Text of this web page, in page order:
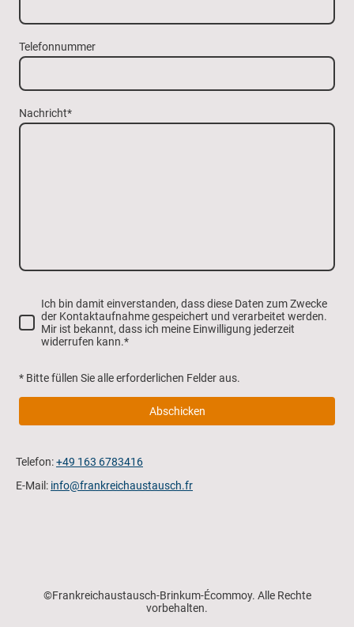
Telefonnummer
Nachricht*
Ich bin damit einverstanden, dass diese Daten zum Zwecke
der Kontaktaufnahme gespeichert und verarbeitet werden.
Mir ist bekannt, dass ich meine Einwilligung jederzeit
widerrufen kann.*
* Bitte füllen Sie alle erforderlichen Felder aus.
Abschicken
Telefon:+49 163 6783416
E-Mail: info@frankreichaustausch.fr
©Frankreichaustausch-Brinkum-Écommoy. Alle Rechte
vorbehalten.